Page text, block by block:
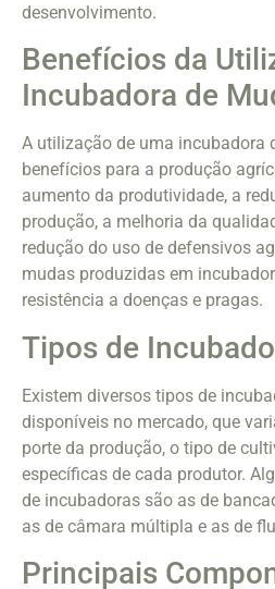
desenvolvimento.
Benefícios da
Incubadora de
A utilização de uma incubadora
benefícios para a produção
aumento da produtividade, a
produção, a melhoria da
redução do uso de defensivos
mudas produzidas em
resistência a doenças e pragas.
Tipos de
Existem diversos tipos de
disponíveis no mercado, que
porte da produção, o tipo de
específicas de cada produtor.
de incubadoras são as de
as de câmara múltipla e as de
Principais